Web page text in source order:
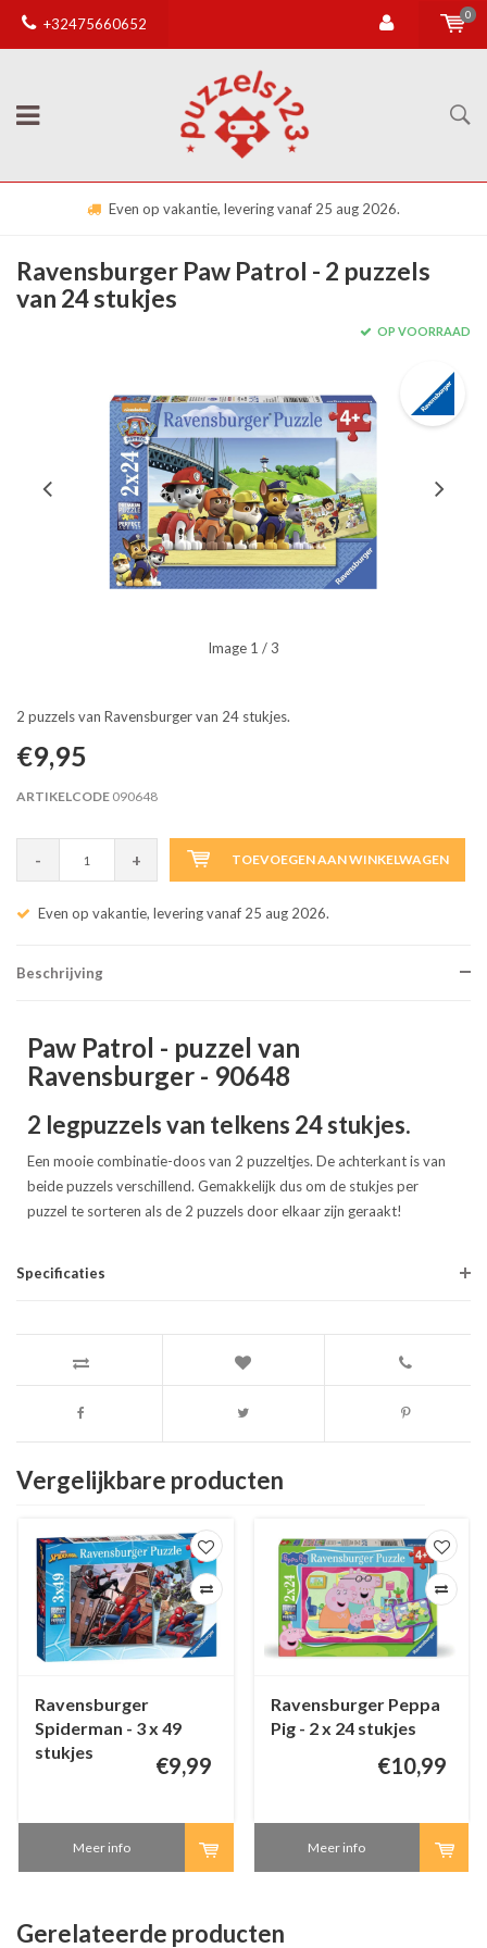
+32475660652
0
Even op vakantie, levering vanaf 25 aug 2026.
Ravensburger Paw Patrol - 2 puzzels
van 24 stukjes
OP VOORRAAD
Image 1 / 3
2 puzzels van Ravensburger van 24 stukjes.
€9,95
ARTIKELCODE 090648
- + TOEVOEGEN AAN WINKELWAGEN
Even op vakantie, levering vanaf 25 aug 2026.
Beschrijving
Paw Patrol - puzzel van
Ravensburger - 90648
2 legpuzzels van telkens 24 stukjes.
Een mooie combinatie-doos van 2 puzzeltjes. De achterkant is van
beide puzzels verschillend. Gemakkelijk dus om de stukjes per
puzzel te sorteren als de 2 puzzels door elkaar zijn geraakt!
Specificaties
Vergelijkbare producten
Ravensburger
Spiderman - 3 x 49
stukjes
€9,99
Meer info
Ravensburger Peppa
Pig - 2 x 24 stukjes
€10,99
Meer info
Gerelateerde producten